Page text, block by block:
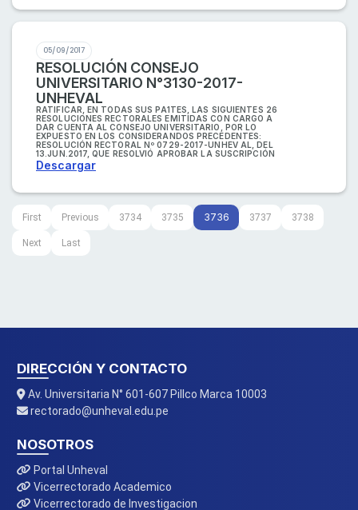
05/09/2017
RESOLUCIÓN CONSEJO
UNIVERSITARIO N°3130-2017-
UNHEVAL
RATIFICAR, EN TODAS SUS PA1TES, LAS SIGUIENTES 26
RESOLUCIONES RECTORALES EMITIDAS CON CARGO A
DAR CUENTA AL CONSEJO UNIVERSITARIO, POR LO
EXPUESTO EN LOS CONSIDERANDOS PRECEDENTES:
RESOLUCIÓN RECTORAL Nº 0729-2017-UNHEV AL, DEL
13.JUN.2017, QUE RESOLVIÓ APROBAR LA SUSCRIPCIÓN
Descargar
First Previous 3734 3735 3736 3737 3738
Next Last
DIRECCIÓN Y CONTACTO
Av. Universitaria N° 601-607 Pillco Marca 10003
rectorado@unheval.edu.pe
NOSOTROS
Portal Unheval
Vicerrectorado Academico
Vicerrectorado de Investigacion